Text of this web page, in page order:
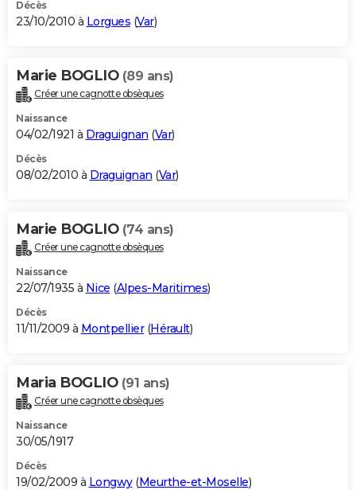
Décès
23/10/2010 à Lorgues (Var)
Marie BOGLIO (89 ans)
Créer une cagnotte obsèques
Naissance
04/02/1921 à Draguignan (Var)
Décès
08/02/2010 à Draguignan (Var)
Marie BOGLIO (74 ans)
Créer une cagnotte obsèques
Naissance
22/07/1935 à Nice (Alpes-Maritimes)
Décès
11/11/2009 à Montpellier(Hérault)
Maria BOGLIO (91 ans)
Créer une cagnotte obsèques
Naissance
30/05/1917
Décès
19/02/2009 à Longwy(Meurthe-et-Moselle)